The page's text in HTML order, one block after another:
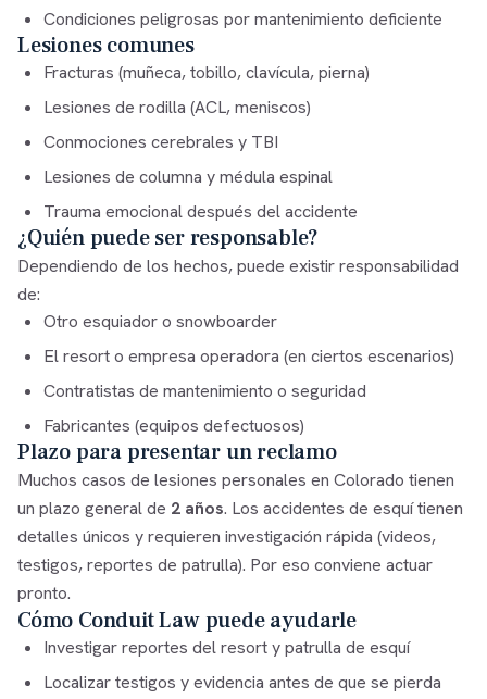
Condiciones peligrosas por mantenimiento deficiente
Lesiones comunes
Fracturas (muñeca, tobillo, clavícula, pierna)
Lesiones de rodilla (ACL, meniscos)
Conmociones cerebrales y TBI
Lesiones de columna y médula espinal
Trauma emocional después del accidente
¿Quién puede ser responsable?
Dependiendo de los hechos, puede existir responsabilidad
de:
Otro esquiador o snowboarder
El resort o empresa operadora (en ciertos escenarios)
Contratistas de mantenimiento o seguridad
Fabricantes (equipos defectuosos)
Plazo para presentar un reclamo
Muchos casos de lesiones personales en Colorado tienen
un plazo general de 2 años. Los accidentes de esquí tienen
detalles únicos y requieren investigación rápida (videos,
testigos, reportes de patrulla). Por eso conviene actuar
pronto.
Cómo Conduit Law puede ayudarle
Investigar reportes del resort y patrulla de esquí
Localizar testigos y evidencia antes de que se pierda